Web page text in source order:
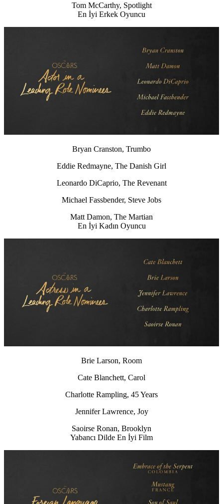
Tom McCarthy, Spotlight
En İyi Erkek Oyuncu
Bryan Cranston, Trumbo
Eddie Redmayne, The Danish Girl
Leonardo DiCaprio, The Revenant
Michael Fassbender, Steve Jobs
Matt Damon, The Martian
En İyi Kadın Oyuncu
Brie Larson, Room
Cate Blanchett, Carol
Charlotte Rampling, 45 Years
Jennifer Lawrence, Joy
Saoirse Ronan, Brooklyn
Yabancı Dilde En İyi Film